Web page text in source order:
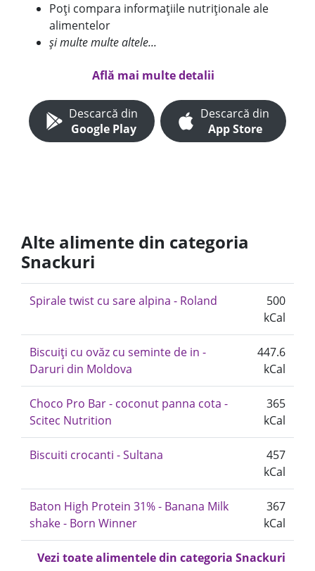
Poți compara informațiile nutriționale ale
alimentelor
și multe multe altele...
Află mai multe detalii
Descarcă din
Google Play
Descarcă din
App Store
Alte alimente din categoria
Snackuri
Spirale twist cu sare alpina - Roland
500
kCal
Biscuiți cu ovăz cu seminte de in -
Daruri din Moldova
447.6
kCal
Choco Pro Bar - coconut panna cota -
Scitec Nutrition
365
kCal
Biscuiti crocanti - Sultana
457
kCal
Baton High Protein 31% - Banana Milk
shake - Born Winner
367
kCal
Vezi toate alimentele din categoria Snackuri